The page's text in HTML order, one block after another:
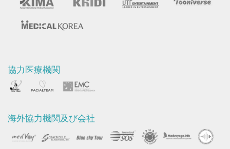
協力医療機関
海外協力機関及び会社